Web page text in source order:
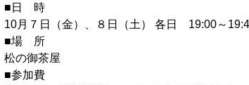
■日 時
10月７日（金）、８日（土） 各日 19:00～
■場 所
松の御茶屋
■参加費